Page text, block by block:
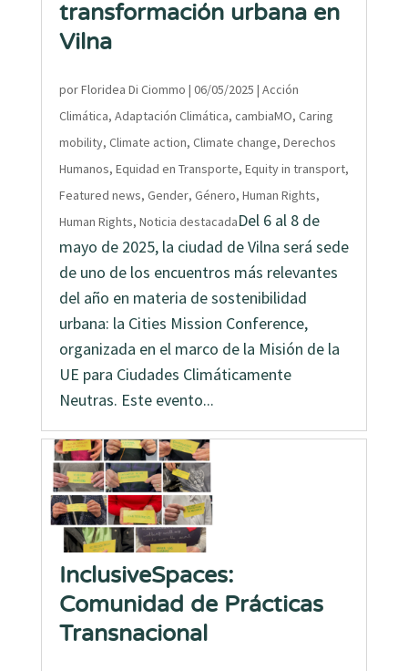
transformación urbana en
Vilna
porFloridea Di Ciommo | 06/05/2025 | Acción
Climática, Adaptación Climática, cambiaMO, Caring
mobility, Climate action, Climate change, Derechos
Humanos, Equidad en Transporte, Equity in transport,
Featured news, Gender, Género, Human Rights,
Human Rights, Noticia destacadaDel 6 al 8 de
mayo de 2025, la ciudad de Vilna será sede
de uno de los encuentros más relevantes
del año en materia de sostenibilidad
urbana: la Cities Mission Conference,
organizada en el marco de la Misión de la
UE para Ciudades Climáticamente
Neutras. Este evento...
InclusiveSpaces:
Comunidad de Prácticas
Transnacional